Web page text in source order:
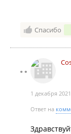
Спасибо
1 декабря
Ответ на